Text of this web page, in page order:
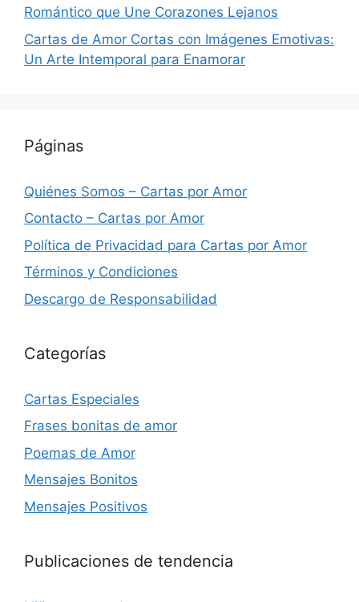
Romántico que Une Corazones Lejanos
Cartas de Amor Cortas con Imágenes Emotivas:
Un Arte Intemporal para Enamorar
Páginas
Quiénes Somos – Cartas por Amor
Contacto – Cartas por Amor
Política de Privacidad para Cartas por Amor
Términos y Condiciones
Descargo de Responsabilidad
Categorías
Cartas Especiales
Frases bonitas de amor
Poemas de Amor
Mensajes Bonitos
Mensajes Positivos
Publicaciones de tendencia